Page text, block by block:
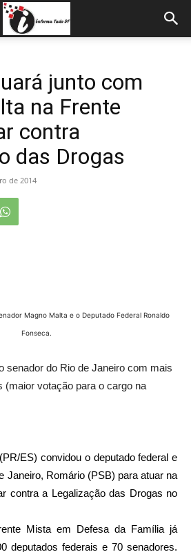
junto com
na Frente
contra
das Drogas
de 2014
Magno Malta e o Deputado Federal Ronaldo
Fonseca.
senador do Rio de Janeiro com mais
(maior votação para o cargo na
ES) convidou o deputado federal e
Janeiro, Romário (PSB) para atuar na
contra a Legalização das Drogas no
Mista em Defesa da Família já
deputados federais e 70 senadores.